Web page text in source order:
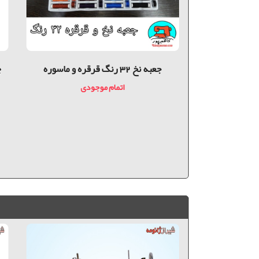
جعبه نخ 32 رنگ قرقره و ماسوره
اتمام موجودی